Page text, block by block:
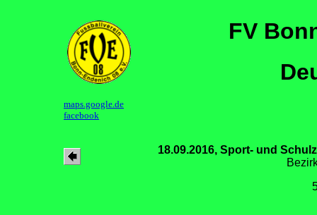
FV
maps.google.de
facebook
18.09.2016, Sport- und